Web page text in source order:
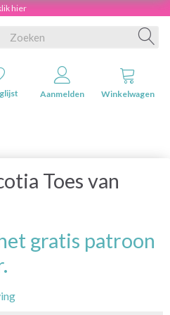
hier
Aanmelden Winkelwagen
Toes van
gratis patroon